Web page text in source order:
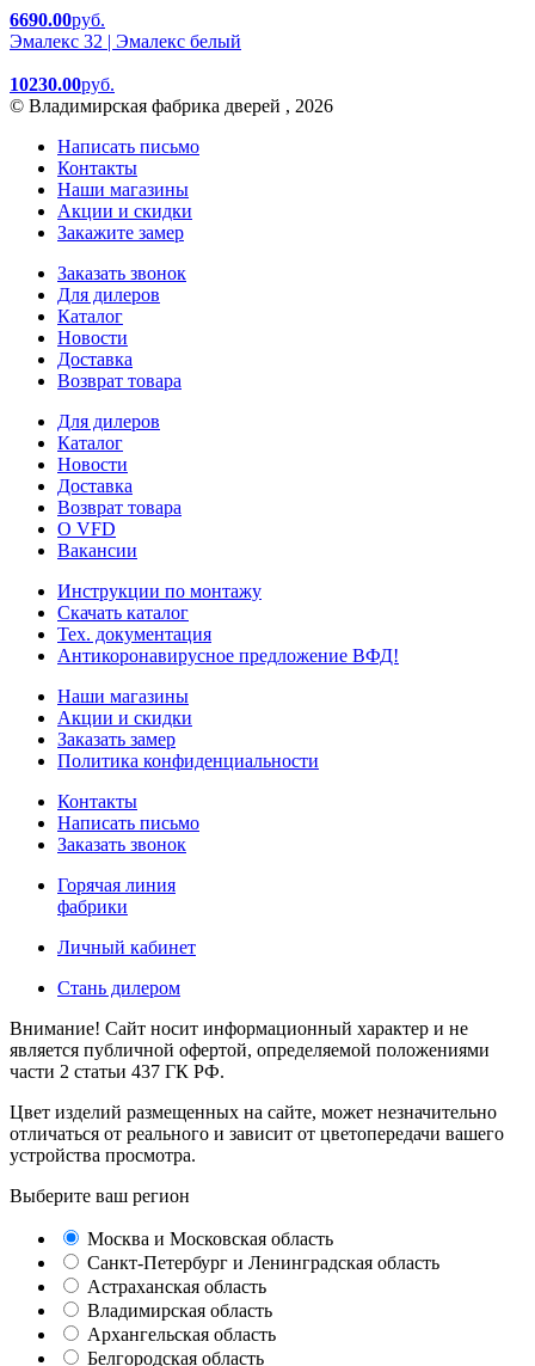
6690.00руб.
Эмалекс 32 | Эмалекс белый
10230.00руб.
© Владимирская фабрика дверей , 2026
Написать письмо
Контакты
Наши магазины
Акции и скидки
Закажите замер
Заказать звонок
Для дилеров
Каталог
Новости
Доставка
Возврат товара
Для дилеров
Каталог
Новости
Доставка
Возврат товара
О VFD
Вакансии
Инструкции по монтажу
Скачать каталог
Тех. документация
Антикоронавирусное предложение ВФД!
Наши магазины
Акции и скидки
Заказать замер
Политика конфиденциальности
Контакты
Написать письмо
Заказать звонок
Горячая линия
фабрики
Личный кабинет
Стань дилером
Внимание! Сайт носит информационный характер и не
является публичной офертой, определяемой положениями
части 2 статьи 437 ГК РФ.
Цвет изделий размещенных на сайте, может незначительно
отличаться от реального и зависит от цветопередачи вашего
устройства просмотра.
Выберите ваш регион
Москва и Московская область
Санкт-Петербург и Ленинградская область
Астраханская область
Владимирская область
Архангельская область
Белгородская область